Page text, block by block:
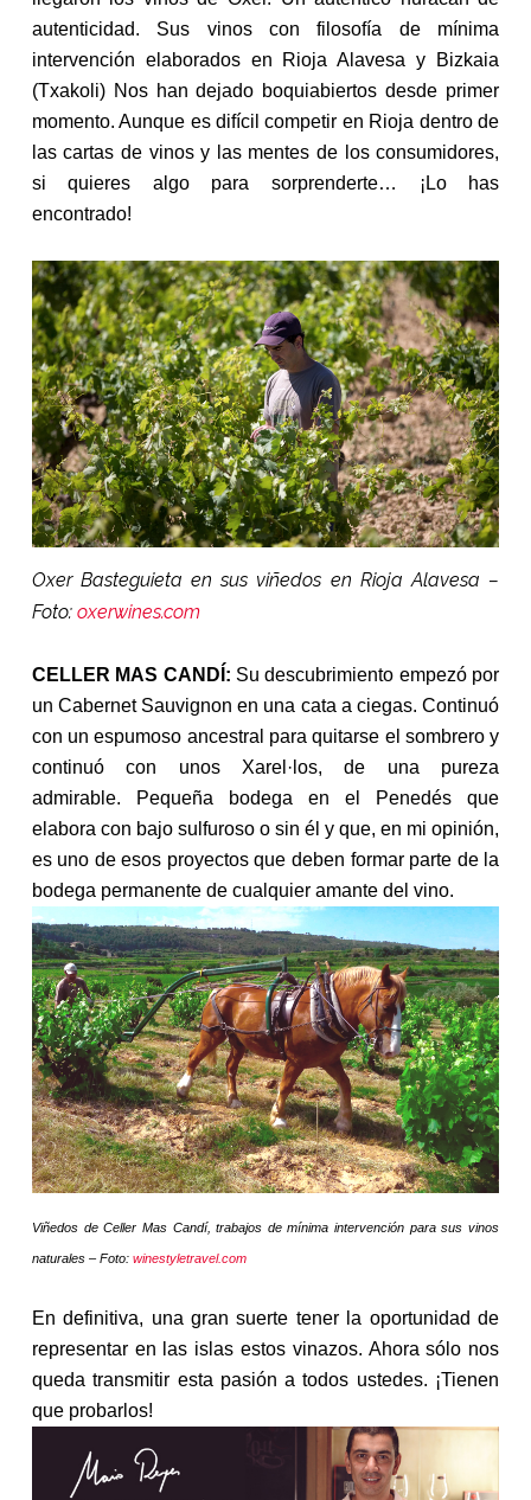
autenticidad. Sus vinos con filosofía de mínima
intervención elaborados en Rioja Alavesa y Bizkaia
(Txakoli) Nos han dejado boquiabiertos desde primer
momento. Aunque es difícil competir en Rioja dentro de
las cartas de vinos y las mentes de los consumidores,
si quieres algo para sorprenderte… ¡Lo has
encontrado!
Oxer Basteguieta en sus viñedos en Rioja Alavesa –
Foto: oxerwines.com
CELLER MAS CANDÍ: Su descubrimiento empezó por
un Cabernet Sauvignon en una cata a ciegas. Continuó
con un espumoso ancestral para quitarse el sombrero y
continuó con unos Xarel·los, de una pureza
admirable. Pequeña bodega en el Penedés que
elabora con bajo sulfuroso o sin él y que, en mi opinión,
es uno de esos proyectos que deben formar parte de la
bodega permanente de cualquier amante del vino.
Viñedos de Celler Mas Candí, trabajos de mínima intervención para sus vinos
naturales – Foto: winestyletravel.com
En definitiva, una gran suerte tener la oportunidad de
representar en las islas estos vinazos. Ahora sólo nos
queda transmitir esta pasión a todos ustedes. ¡Tienen
que probarlos!